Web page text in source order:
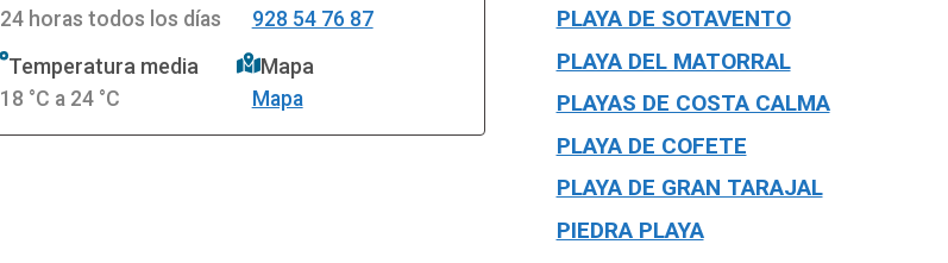
24 horas todos los días
928 54 76 87
Temperatura media
18 °C a 24 °C
Mapa
Mapa
PLAYA DE SOTAVENTO
PLAYA DEL MATORRAL
PLAYAS DE COSTA CALMA
PLAYA DE COFETE
PLAYA DE GRAN TARAJAL
PIEDRA PLAYA